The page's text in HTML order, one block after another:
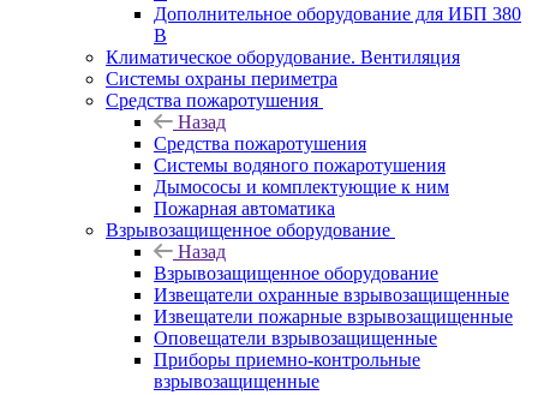
Дополнительное оборудование для ИБП 380
В
Климатическое оборудование. Вентиляция
Системы охраны периметра
Средства пожаротушения
Назад
Средства пожаротушения
Системы водяного пожаротушения
Дымососы и комплектующие к ним
Пожарная автоматика
Взрывозащищенное оборудование
Назад
Взрывозащищенное оборудование
Извещатели охранные взрывозащищенные
Извещатели пожарные взрывозащищенные
Оповещатели взрывозащищенные
Приборы приемно-контрольные
взрывозащищенные